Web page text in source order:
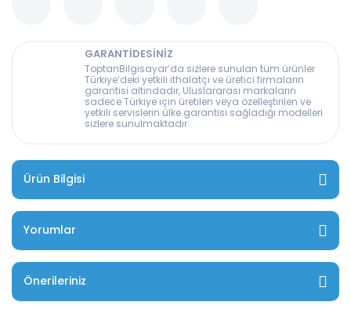
GARANTİDESİNİZ
ToptanBilgisayar’da sizlere sunulan tüm ürünler
Türkiye’deki yetkili ithalatçı ve üretici firmaların
garantisi altındadır, Uluslararası markaların
sadece Türkiye için üretilen veya özelleştirilen ve
yetkili servislerin ülke garantisi sağladığı modelleri
sizlere sunulmaktadır.
Ürün Bilgisi
Yorumlar
Önerileriniz